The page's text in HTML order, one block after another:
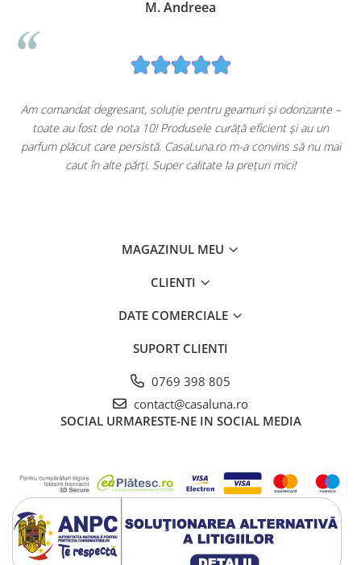
M. Andreea
Am comandat degresant, soluție pentru geamuri și odorizante –
toate au fost de nota 10! Produsele curăță eficient și au un
parfum plăcut care persistă. CasaLuna.ro m-a convins să nu mai
caut în alte părți. Super calitate la prețuri mici!
MAGAZINUL MEU
CLIENTI
DATE COMERCIALE
SUPORT CLIENTI
0769 398 805
contact@casaluna.ro
SOCIAL URMARESTE-NE IN SOCIAL MEDIA